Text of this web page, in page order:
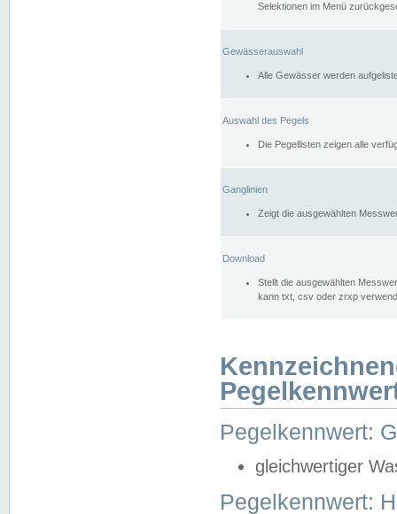
Selektionen im Menü
Gewässerauswahl
Alle Gewässer werden
Auswahl des Pegels
Die Pegellisten zeigen alle
Ganglinien
Zeigt die ausgewählten
Download
Stellt die ausgewählten
kann txt, csv oder zrxp
Pegelkennwert:
gleichwertiger
Pegelkennwert: